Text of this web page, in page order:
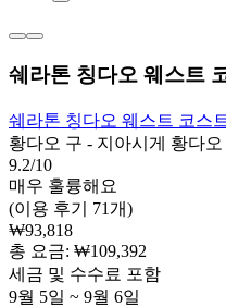
쉐라톤 칭다오 웨스트
쉐라톤 칭다오 웨스트 코스
황다오 구 - 지아시게 황다
9.2/10
매우 훌륭해요
(이용 후기 71개)
₩93,818
총 요금: ₩109,392
세금 및 수수료 포함
9월 5일 ~ 9월 6일